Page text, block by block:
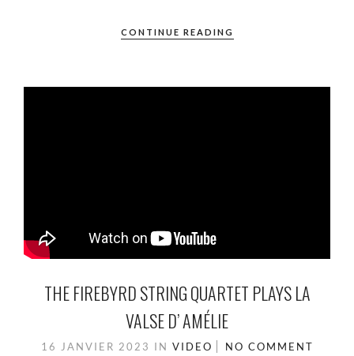
CONTINUE READING
THE FIREBYRD STRING QUARTET PLAYS LA
VALSE D’ AMÉLIE
16 JANVIER 2023 IN VIDEO NO COMMENT